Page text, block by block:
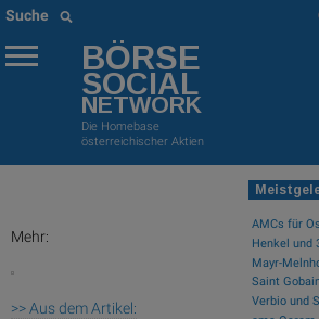
Suche
BÖRSE
SOCIAL
NETWORK
Die Homebase
österreichischer Aktien
Mehr:
>> Aus dem Artikel: